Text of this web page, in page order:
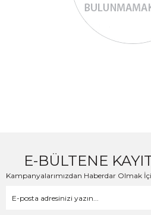
E-BÜLTENE
Kampanyalarımızdan Haberdar Olmak